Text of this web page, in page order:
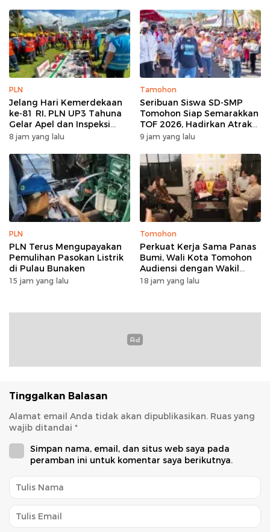
PLN
Jelang Hari Kemerdekaan
ke-81 RI, PLN UP3 Tahuna
Gelar Apel dan Inspeksi
Peralatan Guna Pastikan
Kepulauan Nusa Utara
8 jam yang lalu
Tamohon
Seribuan Siswa SD-SMP
Tomohon Siap Semarakkan
TOF 2026, Hadirkan Atraksi
Kolosal dan Harmoni Seni
9 jam yang lalu
PLN
PLN Terus Mengupayakan
Pemulihan Pasokan Listrik
di Pulau Bunaken
15 jam yang lalu
Tomohon
Perkuat Kerja Sama Panas
Bumi, Wali Kota Tomohon
Audiensi dengan Wakil
Dubes Selandia Baru
18 jam yang lalu
Tinggalkan Balasan
Alamat email Anda tidak akan dipublikasikan. Ruas yang
wajib ditandai *
Simpan nama, email, dan situs web saya pada
peramban ini untuk komentar saya berikutnya.